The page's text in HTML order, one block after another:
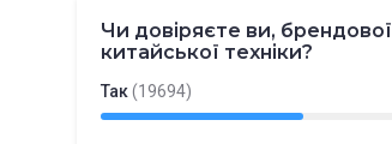
Чи довіряєте ви, брендової
китайської техніки?
Так(19694)